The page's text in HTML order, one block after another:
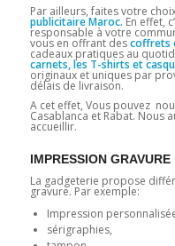
Par ailleurs, faites votre
publicitaire Maroc. En effet,
responsable à votre
vous en offrant descoffrets
cadeaux pratiques au
carnets, les T-shirts et
originaux et uniques par
délais de livraison.
A cet effet, Vous pouvez
Casablanca et Rabat. Nous
accueillir.
IMPRESSION GRAVURE
La gadgeterie propose
gravure. Par exemple:
Impression
sérigraphies,